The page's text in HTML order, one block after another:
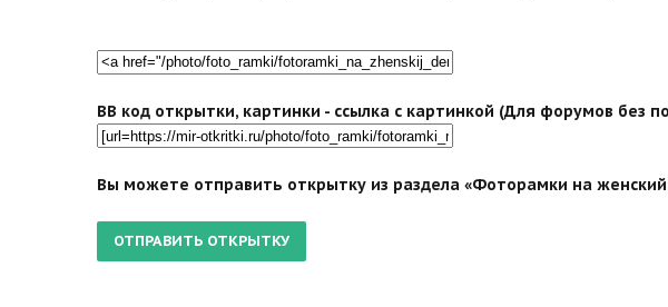
BB код открытки, картинки - ссылка с картинкой (Для форумов без
Вы можете отправить открытку из раздела «Фоторамки на